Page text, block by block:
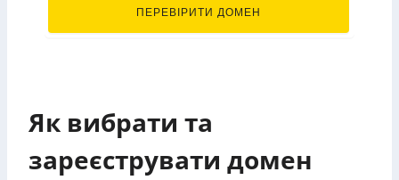
ПЕРЕВІРИТИ ДОМЕН
Як вибрати та
зареєструвати домен